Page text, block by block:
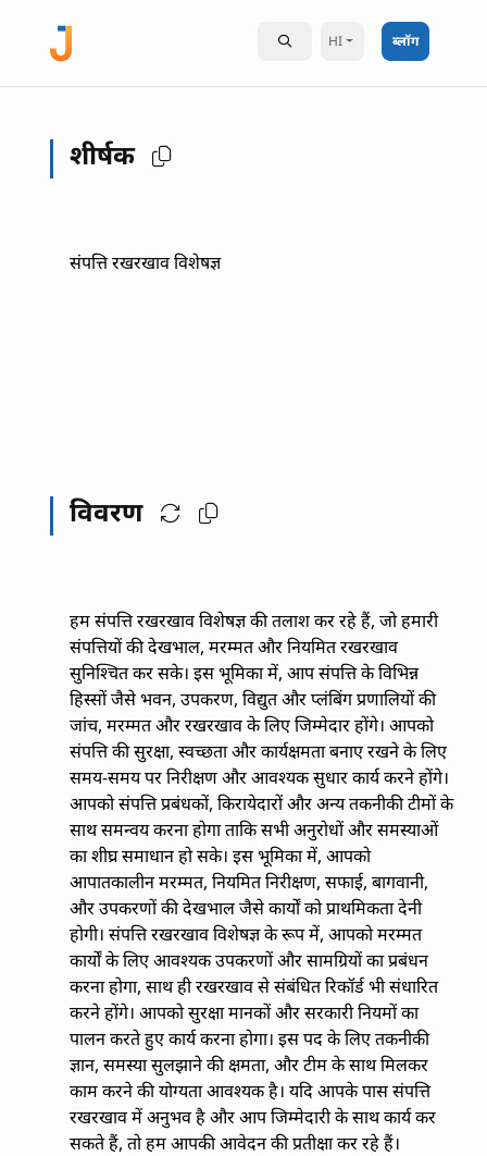
HI ब्लॉग
शीर्षक
संपत्ति रखरखाव विशेषज्ञ
विवरण
हम संपत्ति रखरखाव विशेषज्ञ की तलाश कर रहे हैं, जो हमारी
संपत्तियों की देखभाल, मरम्मत और नियमित रखरखाव
सुनिश्चित कर सके। इस भूमिका में, आप संपत्ति के विभिन्न
हिस्सों जैसे भवन, उपकरण, विद्युत और प्लंबिंग प्रणालियों की
जांच, मरम्मत और रखरखाव के लिए जिम्मेदार होंगे। आपको
संपत्ति की सुरक्षा, स्वच्छता और कार्यक्षमता बनाए रखने के लिए
समय-समय पर निरीक्षण और आवश्यक सुधार कार्य करने होंगे।
आपको संपत्ति प्रबंधकों, किरायेदारों और अन्य तकनीकी टीमों के
साथ समन्वय करना होगा ताकि सभी अनुरोधों और समस्याओं
का शीघ्र समाधान हो सके। इस भूमिका में, आपको
आपातकालीन मरम्मत, नियमित निरीक्षण, सफाई, बागवानी,
और उपकरणों की देखभाल जैसे कार्यों को प्राथमिकता देनी
होगी। संपत्ति रखरखाव विशेषज्ञ के रूप में, आपको मरम्मत
कार्यों के लिए आवश्यक उपकरणों और सामग्रियों का प्रबंधन
करना होगा, साथ ही रखरखाव से संबंधित रिकॉर्ड भी संधारित
करने होंगे। आपको सुरक्षा मानकों और सरकारी नियमों का
पालन करते हुए कार्य करना होगा। इस पद के लिए तकनीकी
ज्ञान, समस्या सुलझाने की क्षमता, और टीम के साथ मिलकर
काम करने की योग्यता आवश्यक है। यदि आपके पास संपत्ति
रखरखाव में अनुभव है और आप जिम्मेदारी के साथ कार्य कर
सकते हैं, तो हम आपकी आवेदन की प्रतीक्षा कर रहे हैं।